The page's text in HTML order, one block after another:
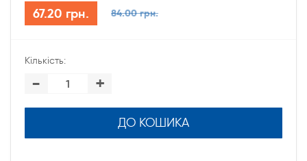
67.20 грн. 84.00 грн.
Кількість:
- +
ДО КОШИКА